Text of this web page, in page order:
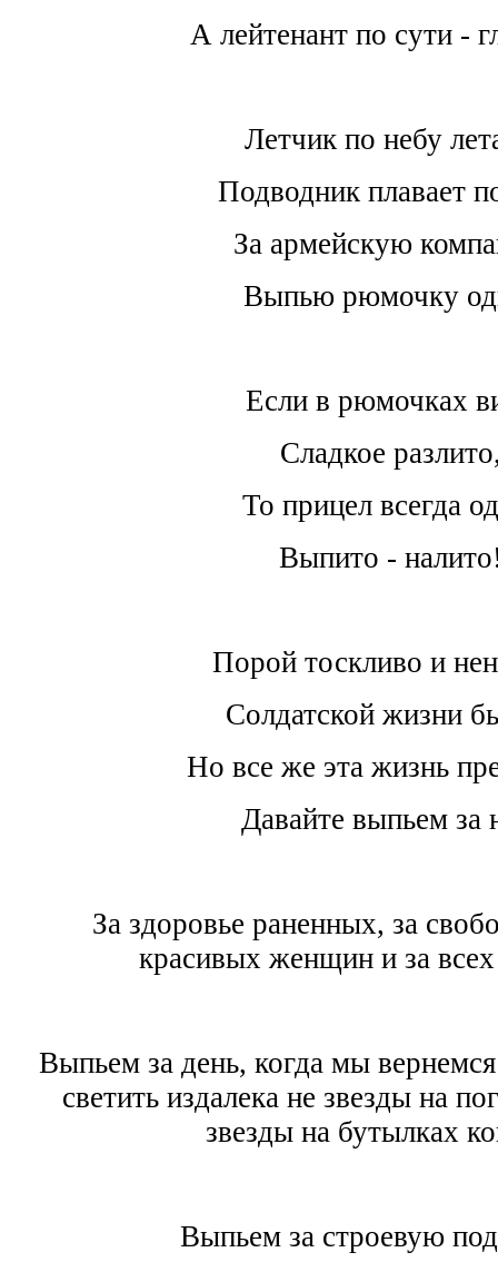
А лейтенант по сути -
Летчик по небу
Подводник плавает
За армейскую
Выпью рюмочку
Если в рюмочках
Сладкое
То прицел всегда
Выпито -
Порой тоскливо и
Солдатской жизни
Но все же эта жизнь
Давайте выпьем за
За здоровье раненных, за
красивых женщин и за
Выпьем за день, когда мы
светить издалека не звезды на
звезды на бутылках
Выпьем за строевую